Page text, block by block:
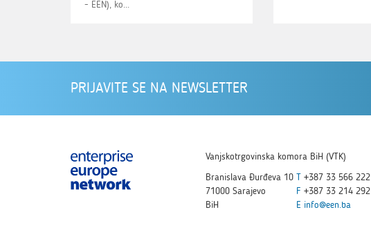
- EEN), ko...
PRIJAVITE SE NA NEWSLETTER
Vanjskotrgovinska komora BiH (VTK)
Branislava Đurđeva 10 T +387 33 566 222
71000 Sarajevo
F +387 33 214 292
BiH
E info@een.ba